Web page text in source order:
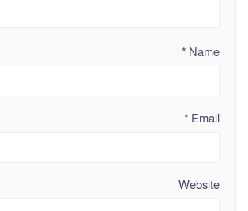
Name
*
Email
*
Website